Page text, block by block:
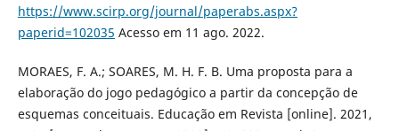
https://www.scirp.org/journal/paperabs.aspx?
paperid=102035 Acesso em 11 ago. 2022.
MORAES, F. A.; SOARES, M. H. F. B. Uma proposta para a
elaboração do jogo pedagógico a partir da concepção de
esquemas conceituais. Educação em Revista [online]. 2021,